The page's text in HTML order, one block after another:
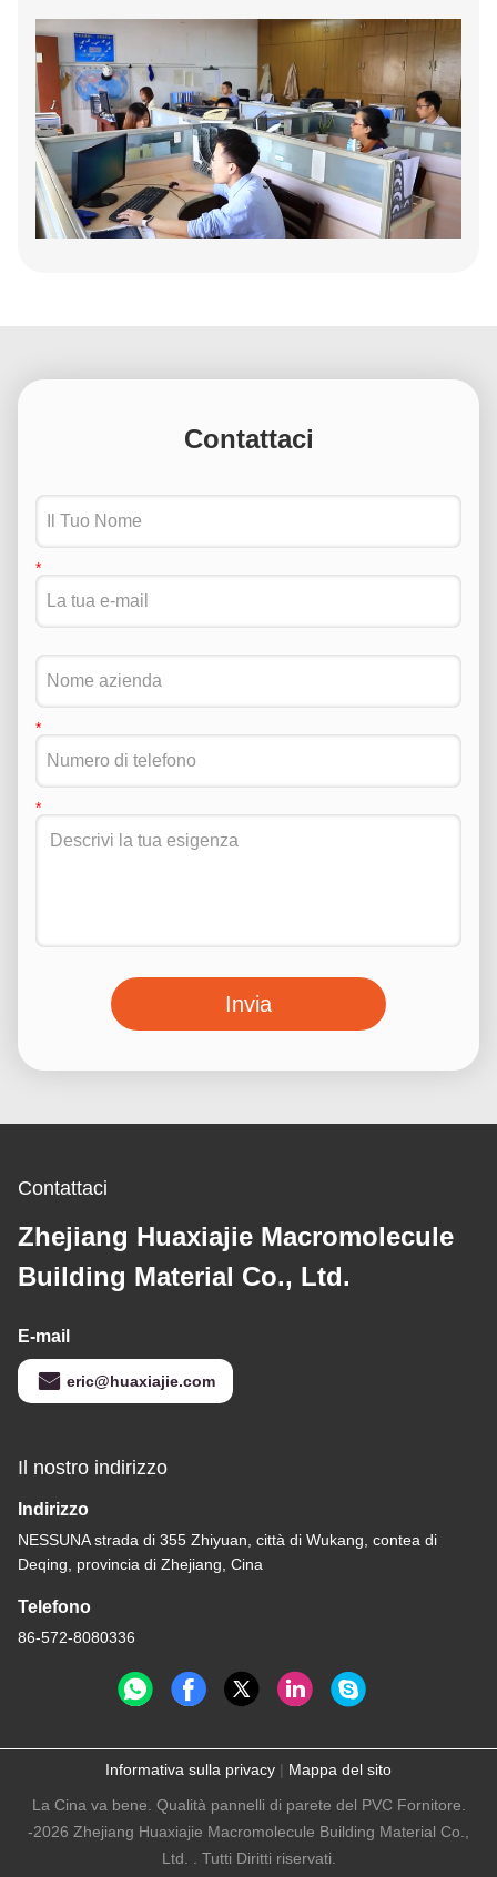
Contattaci
Invia
Contattaci
Zhejiang Huaxiajie Macromolecule
Building Material Co., Ltd.
E-mail
eric@huaxiajie.com
Il nostro indirizzo
Indirizzo
NESSUNA strada di 355 Zhiyuan, città di Wukang, contea di
Deqing, provincia di Zhejiang, Cina
Telefono
86-572-8080336
Informativa sulla privacy | Mappa del sito
La Cina va bene. Qualità pannelli di parete del PVC Fornitore.
-2026 Zhejiang Huaxiajie Macromolecule Building Material Co.,
Ltd. . Tutti Diritti riservati.